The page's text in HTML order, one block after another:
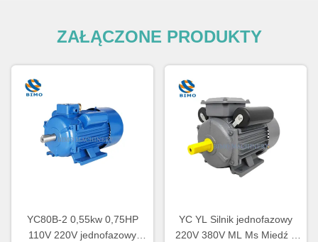
ZAŁĄCZONE PRODUKTY
YC80B-2 0,55kw 0,75HP
110V 220V jednofazowy
YC YL Silnik jednofazowy
220V 380V ML Ms Miedź 2